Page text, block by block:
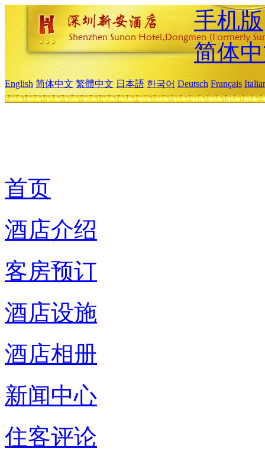
手机版
简体
English 简体中文 繁體中文 日本語 한국어 Deutsch Français
首页
酒店介绍
客房预订
酒店设施
酒店相册
新闻中心
住客评论